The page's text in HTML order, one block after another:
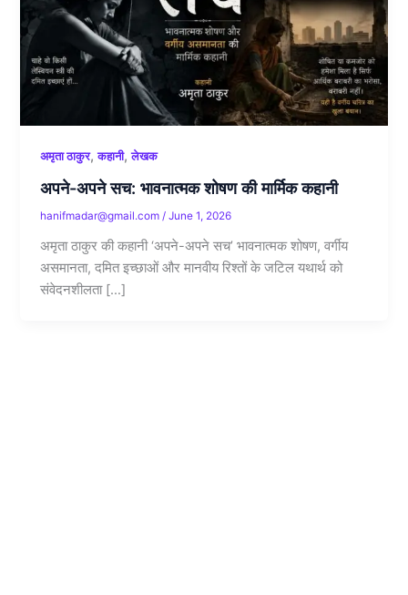
अमृता ठाकुर,कहानी,लेखक
अपने-अपने सच: भावनात्मक शोषण की मार्मिक कहानी
hanifmadar@gmail.com/June 1, 2026
अमृता ठाकुर की कहानी ‘अपने-अपने सच’ भावनात्मक शोषण, वर्गीय
असमानता, दमित इच्छाओं और मानवीय रिश्तों के जटिल यथार्थ को
संवेदनशीलता […]